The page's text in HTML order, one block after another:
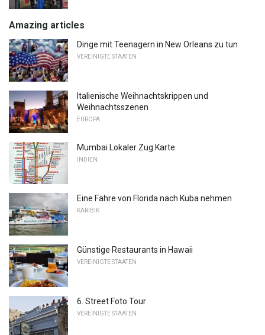
Amazing articles
Dinge mit Teenagern in New Orleans zu tun
VEREINIGTE STAATEN
Italienische Weihnachtskrippen und
Weihnachtsszenen
EUROPA
Mumbai Lokaler Zug Karte
INDIEN
Eine Fähre von Florida nach Kuba nehmen
KARIBIK
Günstige Restaurants in Hawaii
VEREINIGTE STAATEN
6. Street Foto Tour
VEREINIGTE STAATEN